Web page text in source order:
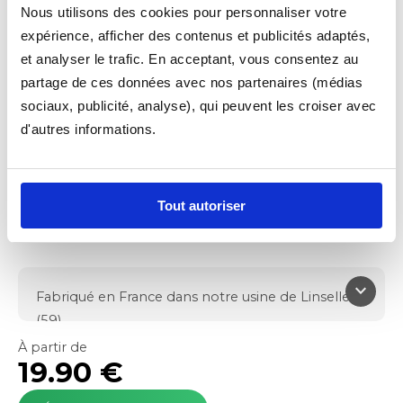
Nous utilisons des cookies pour personnaliser votre
expérience, afficher des contenus et publicités adaptés,
et analyser le trafic. En acceptant, vous consentez au
partage de ces données avec nos partenaires (médias
sociaux, publicité, analyse), qui peuvent les croiser avec
d'autres informations.
Tout autoriser
TAPIS VOITURE
MOQUETTE ESSENTIEL
keyboard_arrow_down
Fabriqué en France dans notre usine de Linselles
(59)
Protège le plancher de votre véhicule
Moquette aiguilletée
650g/m² de fibre PP
À partir de
19.90 €